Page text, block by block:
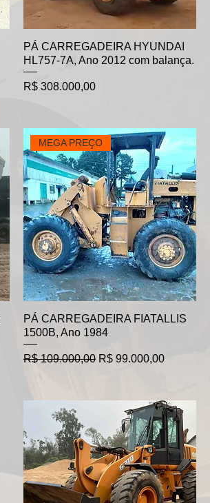
PÁ CARREGADEIRA HYUNDAI
HL757-7A, Ano 2012 com balança.
Preço
R$ 308.000,00
MEGA PREÇO
PÁ CARREGADEIRA FIATALLIS
1500B, Ano 1984
Preço normal
R$ 109.000,00 Preço promocional
R$ 99.000,00